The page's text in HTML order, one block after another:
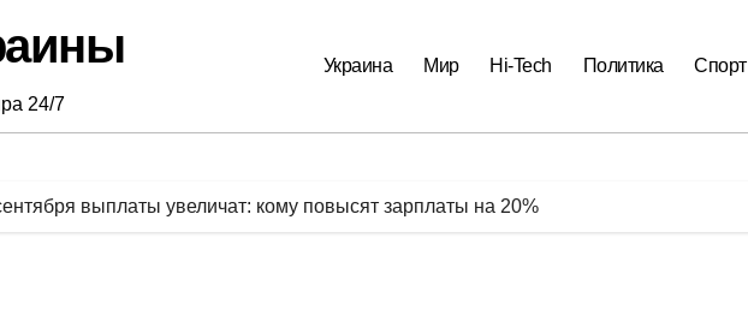
24/7
Украина Мир Hi-Tech Политика Спорт
выплаты увеличат: кому повысят зарплаты на 20%